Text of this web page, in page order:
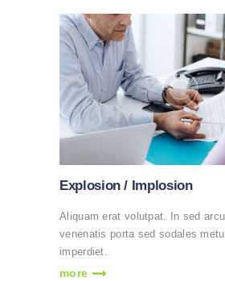
Explosion / Implosion
Aliquam erat volutpat. In sed
venenatis porta sed sodales
imperdiet.
more